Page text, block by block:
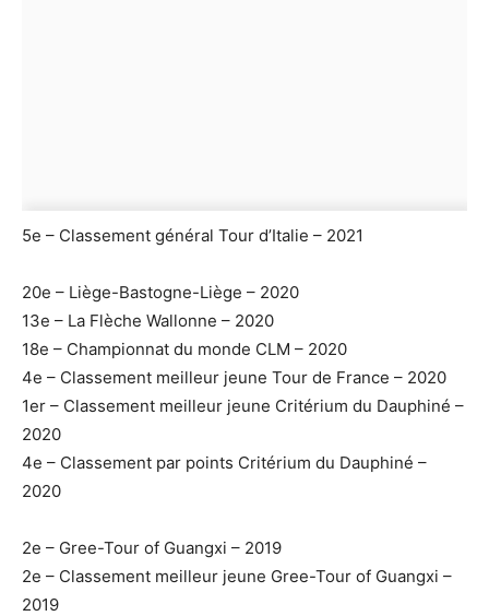
5e – Classement général Tour d’Italie – 2021
20e – Liège-Bastogne-Liège – 2020
13e – La Flèche Wallonne – 2020
18e – Championnat du monde CLM – 2020
4e – Classement meilleur jeune Tour de France – 2020
1er – Classement meilleur jeune Critérium du Dauphiné –
2020
4e – Classement par points Critérium du Dauphiné –
2020
2e – Gree-Tour of Guangxi – 2019
2e – Classement meilleur jeune Gree-Tour of Guangxi –
2019